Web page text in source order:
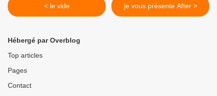
< le vide je vous présente After >
Hébergé par Overblog
Top articles
Pages
Contact